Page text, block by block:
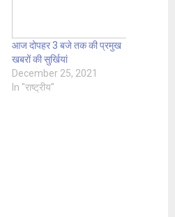
आज दोपहर 3 बजे तक की प्रमुख
खबरों की सुर्खियां
December 25, 2021
In "राष्ट्रीय"